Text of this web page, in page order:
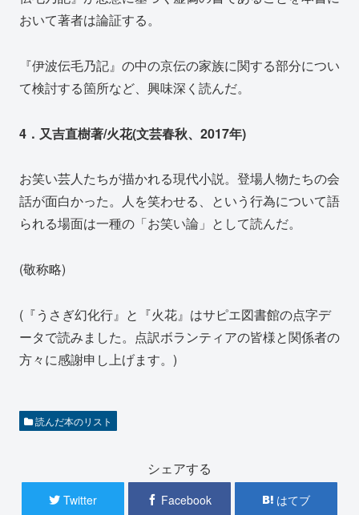
おいて著者は論証する。
『伊波伝毛乃記』の中の京伝の家族に関する部分につい
て検討する箇所など、興味深く読んだ。
4．又吉直樹著/火花(文芸春秋、2017年)
お笑い芸人たちが描かれる現代小説。登場人物たちの会
話が面白かった。人を笑わせる、という行為について語
られる場面は一種の「お笑い論」として読んだ。
(敬称略)
(『うさぎ幻化行』と『火花』はサピエ図書館の点字デ
ータで読みました。点訳ボランティアの皆様と関係者の
方々に感謝申し上げます。)
読んだ本のリスト
シェアする
Twitter Facebook はてブ